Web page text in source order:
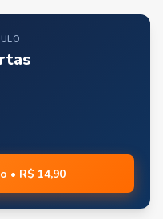
• R$ 14,90